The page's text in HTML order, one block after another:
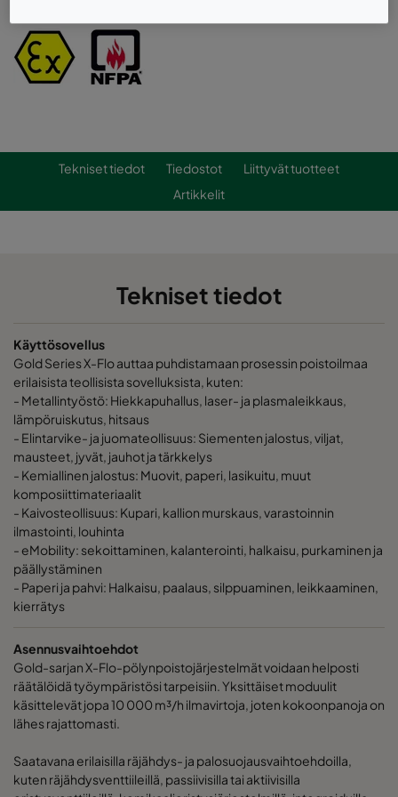
Tekniset tiedot Tiedostot
Liittyvät tuotteet
Artikkelit
Tekniset tiedot
Käyttösovellus
Gold Series X-Flo auttaa puhdistamaan prosessin poistoilmaa
erilaisista teollisista sovelluksista, kuten:
- Metallintyöstö: Hiekkapuhallus, laser- ja plasmaleikkaus,
lämpöruiskutus, hitsaus
- Elintarvike- ja juomateollisuus: Siementen jalostus, viljat,
mausteet, jyvät, jauhot ja tärkkelys
- Kemiallinen jalostus: Muovit, paperi, lasikuitu, muut
komposiittimateriaalit
- Kaivosteollisuus: Kupari, kallion murskaus, varastoinnin
ilmastointi, louhinta
- eMobility: sekoittaminen, kalanterointi, halkaisu, purkaminen ja
päällystäminen
- Paperi ja pahvi: Halkaisu, paalaus, silppuaminen, leikkaaminen,
kierrätys
Asennusvaihtoehdot
Gold-sarjan X-Flo-pölynpoistojärjestelmät voidaan helposti
räätälöidä työympäristösi tarpeisiin. Yksittäiset moduulit
käsittelevät jopa 10 000 m³/h ilmavirtoja, joten kokoonpanoja on
lähes rajattomasti.
Saatavana erilaisilla räjähdys- ja palosuojausvaihtoehdoilla,
kuten räjähdysventtiileillä, passiivisilla tai aktiivisilla